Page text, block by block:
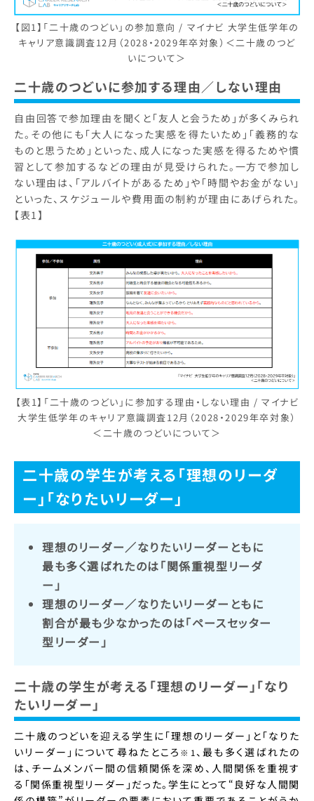
【図1】「二十歳のつどい」の参加意向 / マイナビ 大学生低学年の
キャリア意識調査12月（2028・2029年卒対象）＜二十歳のつど
いについて＞
二十歳のつどいに参加する理由／しない理由
自由回答で参加理由を聞くと「友人と会うため」が多くみられ
た。その他にも「大人になった実感を得たいため」「義務的な
ものと思うため」といった、成人になった実感を得るためや慣
習として参加するなどの理由が見受けられた。一方で参加し
ない理由は、「アルバイトがあるため」や「時間やお金がない」
といった、スケジュールや費用面の制約が理由にあげられた。
【表1】
【表1】「二十歳のつどい」に参加する理由・しない理由 / マイナビ
大学生低学年のキャリア意識調査12月（2028・2029年卒対象）
＜二十歳のつどいについて＞
二十歳の学生が考える「理想のリーダ
ー」「なりたいリーダー」
理想のリーダー／なりたいリーダーともに
最も多く選ばれたのは「関係重視型リーダ
ー」
理想のリーダー／なりたいリーダーともに
割合が最も少なかったのは「ペースセッター
型リーダー」
二十歳の学生が考える「理想のリーダー」「なり
たいリーダー」
二十歳のつどいを迎える学生に「理想のリーダー」と「なりた
いリーダー」について尋ねたところ ※1 、最も多く選ばれたの
は、チームメンバー間の信頼関係を深め、人間関係を重視す
る「関係重視型リーダー」だった。学生にとって“良好な人間関